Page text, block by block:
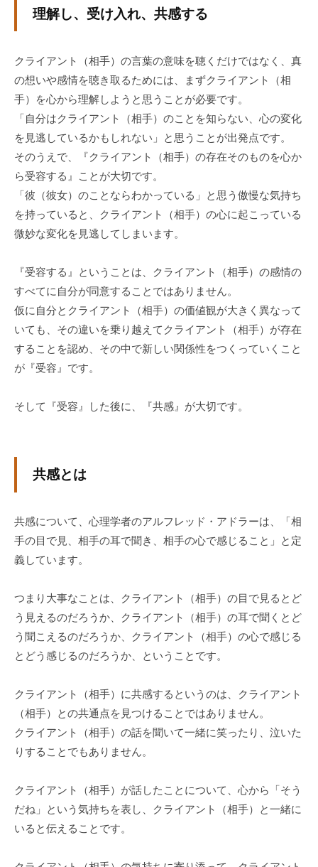
ー
を
探
し
て
い
る
方
、
コ
ー
を
社
内
に
導
し
中
企
の
方
な
、
コ
ー
チ
グ
す
る
と
は
お
理解し、受け入れ、共感する
クライアント（相手）の言葉の意味を聴くだけではなく、真
の想いや感情を聴き取るためには、まずクライアント（相
手）を心から理解しようと思うことが必要です。
「自分はクライアント（相手）のことを知らない、心の変化
を見逃しているかもしれない」と思うことが出発点です。
そのうえで、『クライアント（相手）の存在そのものを心か
ら受容する』ことが大切です。
「彼（彼女）のことならわかっている」と思う傲慢な気持ち
を持っていると、クライアント（相手）の心に起こっている
微妙な変化を見逃してしまいます。
『受容する』ということは、クライアント（相手）の感情の
すべてに自分が同意することではありません。
仮に自分とクライアント（相手）の価値観が大きく異なって
いても、その違いを乗り越えてクライアント（相手）が存在
することを認め、その中で新しい関係性をつくっていくこと
が『受容』です。
そして『受容』した後に、『共感』が大切です。
共感とは
共感について、心理学者のアルフレッド・アドラーは、「相
手の目で見、相手の耳で聞き、相手の心で感じること」と定
義しています。
つまり大事なことは、クライアント（相手）の目で見るとど
う見えるのだろうか、クライアント（相手）の耳で聞くとど
う聞こえるのだろうか、クライアント（相手）の心で感じる
とどう感じるのだろうか、ということです。
クライアント（相手）に共感するというのは、クライアント
（相手）との共通点を見つけることではありません。
クライアント（相手）の話を聞いて一緒に笑ったり、泣いた
りすることでもありません。
クライアント（相手）が話したことについて、心から「そう
だね」という気持ちを表し、クライアント（相手）と一緒に
いると伝えることです。